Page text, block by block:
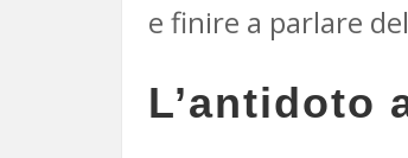
e finire a parlare
L’antidoto